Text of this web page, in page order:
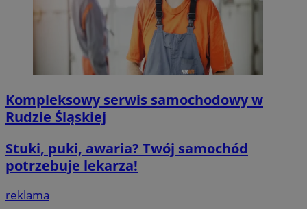
Kompleksowy serwis samochodowy w
Rudzie Śląskiej
Stuki, puki, awaria? Twój samochód
potrzebuje lekarza!
reklama